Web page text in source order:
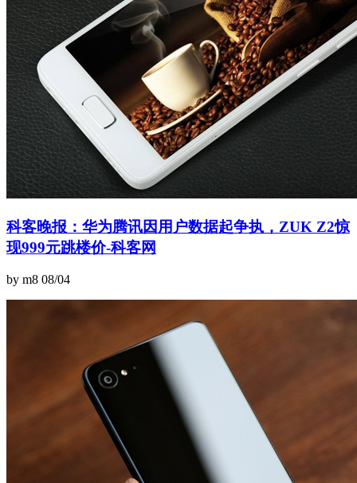
科客晚报：华为腾讯因用户数据起争执，ZUK Z2惊
现999元跳楼价-科客网
by m8 08/04